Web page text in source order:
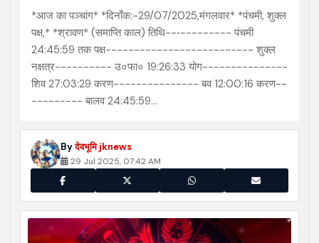
*आज का पञ्चांग* *दिनाँक:-29/07/2025,मंगलवार* *पंचमी, शुक्ल
पक्ष,* *श्रावण* (समाप्ति काल) तिथि--‐--------- पंचमी
24:45:59 तक पक्ष-------------------------- शुक्ल
नक्षत्र---------- उ०फा० 19:26:33 योग---------------
शिव 27:03:29 करण--------------- बव 12:00:16 करण--
--------- बालव 24:45:59…
Byदेवभूमि jknews
29 Jul 2025, 07:42 AM